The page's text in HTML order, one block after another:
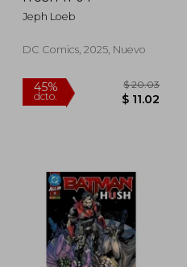
Jeph Loeb
DC Comics, 2025, Nuevo
45%
dcto.